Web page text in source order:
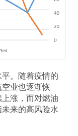
。随着疫情的
业也逐渐恢
涨，而对燃油
来的高风险水